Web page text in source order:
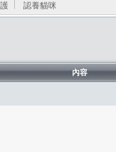
認養貓咪
內容